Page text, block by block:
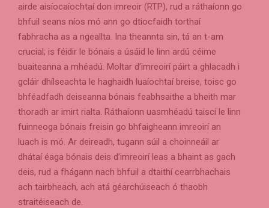
airde aisíocaíochtaí don imreoir (RTP), rud a ráthaíonn go
bhfuil seans níos mó ann go dtiocfaidh torthaí
fabhracha as a ngeallta. Ina theannta sin, tá an t-am
crucial; is féidir le bónais a úsáid le linn ardú céime
buaiteanna a mhéadú. Moltar d’imreoirí páirt a ghlacadh i
gcláir dhílseachta le haghaidh luaíochtaí breise, toisc go
bhféadfadh deiseanna bónais feabhsaithe a bheith mar
thoradh ar imirt rialta. Ráthaíonn uasmhéadú taiscí le linn
fuinneoga bónais freisin go bhfaigheann imreoirí an
luach is mó. Ar deireadh, tugann súil a choinneáil ar
dhátaí éaga bónais deis d’imreoirí leas a bhaint as gach
deis, rud a fhágann nach bhfuil a dtaithí cearrbhachais
ach tairbheach, ach atá géarchúiseach ó thaobh
straitéiseach de.